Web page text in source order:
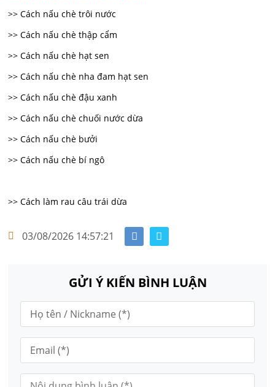
>> Cách nấu chè trôi nước
>> Cách nấu chè thập cẩm
>> Cách nấu chè hạt sen
>> Cách nấu chè nha đam hạt sen
>> Cách nấu chè đậu xanh
>> Cách nấu chè chuối nước dừa
>> Cách nấu chè bưởi
>> Cách nấu chè bí ngô
>> Cách làm rau câu trái dừa
03/08/2026 14:57:21
GỬI Ý KIẾN BÌNH LUẬN